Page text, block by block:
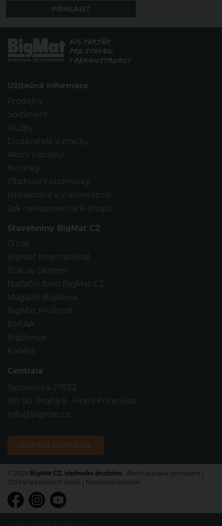
Užitečné informace
Prodejny
Sortiment
Služby
Dodavatelé a značky
Akční nabídky
Novinky
Obchodní podmínky
Reklamace a vrácení zboží
Jak nakupovat na e-shopu
Stavebniny BigMat CZ
O nás
BigMat International
Stát se členem
Nadační fond BigMat CZ
Magazín BigNews
BigMat ProSport
BMIAA
BigBonus
Kariéra
Centrála
Sezemická 2757/2
193 00 Praha 9 - Horní Počernice
info@bigmat.cz
© 2026 BigMat CZ, obchodní družstvo . Všechna práva vyhrazena |
Ochrana osobních údajů | Nastavení cookies